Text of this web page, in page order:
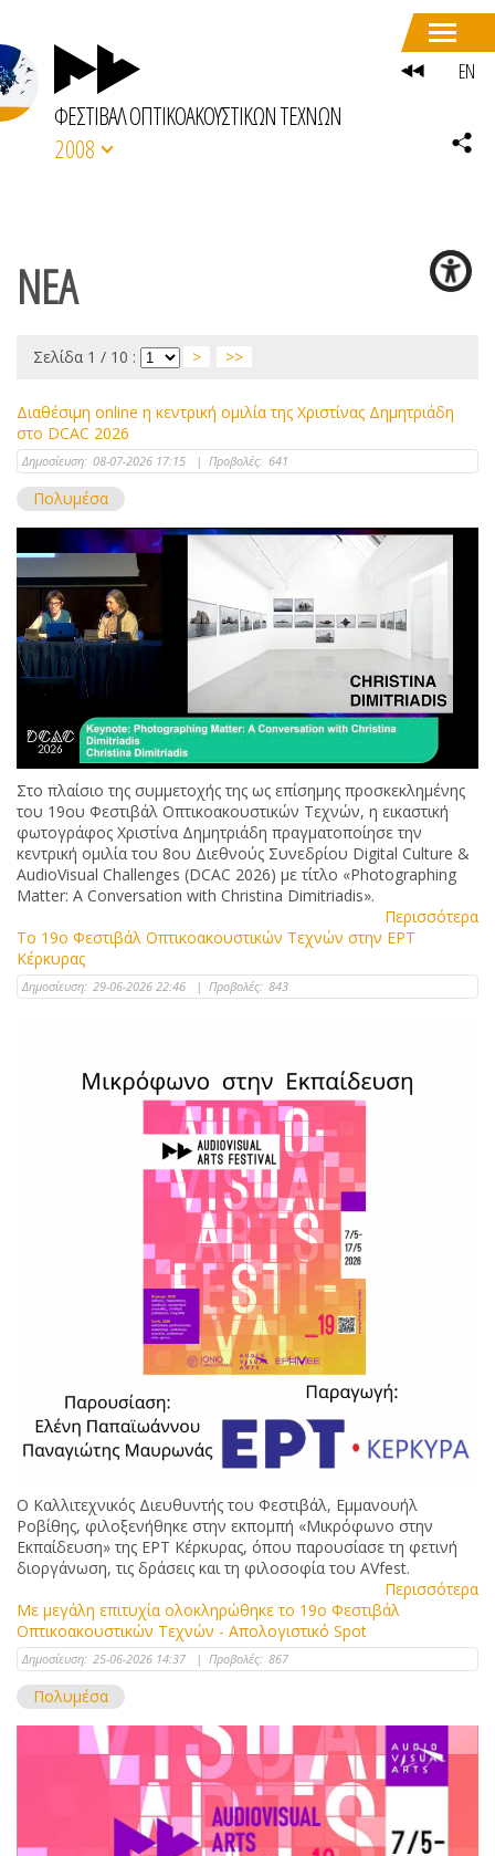
ΦΕΣΤΙΒΑΛ ΟΠΤΙΚΟΑΚΟΥΣΤΙΚΩΝ ΤΕΧΝΩΝ
2008
ΝΕΑ
Σελίδα 1 / 10 : > >>
Διαθέσιμη online η κεντρική ομιλία της Χριστίνας Δημητριάδη
στο DCAC 2026
Δημοσίευση: 08-07-2026 17:15 | Προβολές: 641
Πολυμέσα
Στο πλαίσιο της συμμετοχής της ως επίσημης προσκεκλημένης
του 19ου Φεστιβάλ Οπτικοακουστικών Τεχνών, η εικαστική
φωτογράφος Χριστίνα Δημητριάδη πραγματοποίησε την
κεντρική ομιλία του 8ου Διεθνούς Συνεδρίου Digital Culture &
AudioVisual Challenges (DCAC 2026) με τίτλο «Photographing
Matter: A Conversation with Christina Dimitriadis».
Περισσότερα
Το 19ο Φεστιβάλ Οπτικοακουστικών Τεχνών στην ΕΡΤ
Κέρκυρας
Δημοσίευση: 29-06-2026 22:46 | Προβολές: 843
Ο Καλλιτεχνικός Διευθυντής του Φεστιβάλ, Εμμανουήλ
Ροβίθης, φιλοξενήθηκε στην εκπομπή «Μικρόφωνο στην
Εκπαίδευση» της ΕΡΤ Κέρκυρας, όπου παρουσίασε τη φετινή
διοργάνωση, τις δράσεις και τη φιλοσοφία του AVfest.
Περισσότερα
Με μεγάλη επιτυχία ολοκληρώθηκε το 19ο Φεστιβάλ
Οπτικοακουστικών Τεχνών - Απολογιστικό Spot
Δημοσίευση: 25-06-2026 14:37 | Προβολές: 867
Πολυμέσα
EN